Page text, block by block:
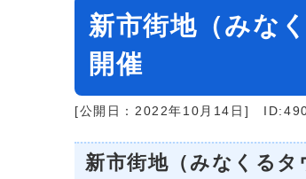
新市街地（みな
開催
[公開日：2022年10月14日]
新市街地（みなくる